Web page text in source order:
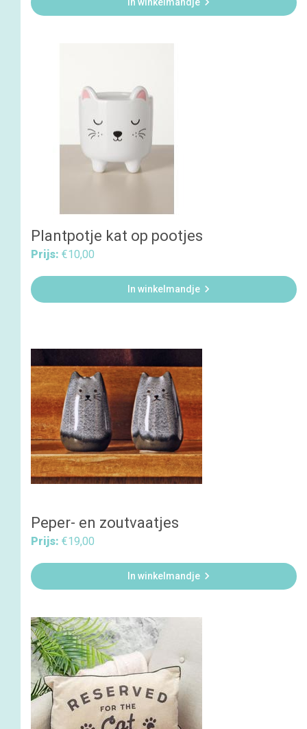
Plantpotje kat op pootjes
Prijs: €10,00
In winkelmandje 
Peper- en zoutvaatjes
Prijs: €19,00
In winkelmandje 